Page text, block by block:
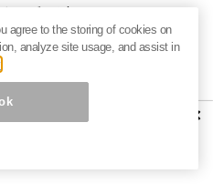
ころです。
×
agree to the storing of cookies on
analyze site usage, and assist in